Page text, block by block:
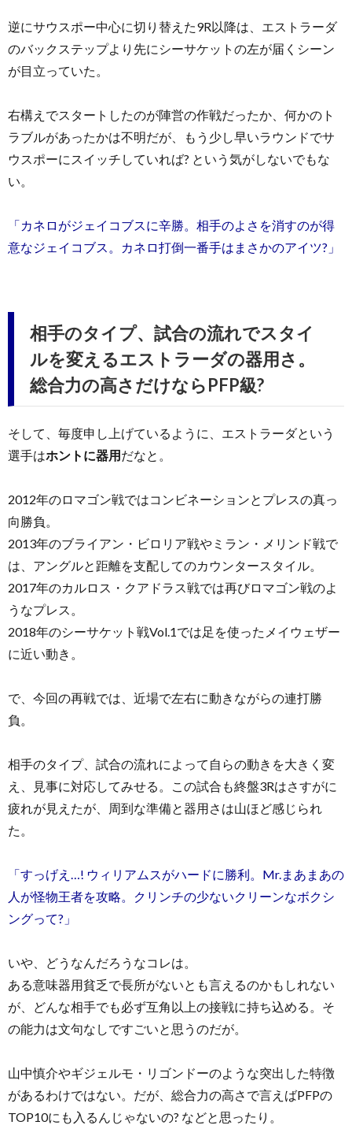
逆にサウスポー中心に切り替えた9R以降は、エストラーダ
のバックステップより先にシーサケットの左が届くシーン
が目立っていた。
右構えでスタートしたのが陣営の作戦だったか、何かのト
ラブルがあったかは不明だが、もう少し早いラウンドでサ
ウスポーにスイッチしていれば? という気がしないでもな
い。
「カネロがジェイコブスに辛勝。相手のよさを消すのが得
意なジェイコブス。カネロ打倒一番手はまさかのアイツ?」
相手のタイプ、試合の流れでスタイ
ルを変えるエストラーダの器用さ。
総合力の高さだけならPFP級?
そして、毎度申し上げているように、エストラーダという
選手はホントに器用だなと。
2012年のロマゴン戦ではコンビネーションとプレスの真っ
向勝負。
2013年のブライアン・ビロリア戦やミラン・メリンド戦で
は、アングルと距離を支配してのカウンタースタイル。
2017年のカルロス・クアドラス戦では再びロマゴン戦のよ
うなプレス。
2018年のシーサケット戦Vol.1では足を使ったメイウェザー
に近い動き。
で、今回の再戦では、近場で左右に動きながらの連打勝
負。
相手のタイプ、試合の流れによって自らの動きを大きく変
え、見事に対応してみせる。この試合も終盤3Rはさすがに
疲れが見えたが、周到な準備と器用さは山ほど感じられ
た。
「すっげえ…! ウィリアムスがハードに勝利。Mr.まあまあの
人が怪物王者を攻略。クリンチの少ないクリーンなボクシ
ングって?」
いや、どうなんだろうなコレは。
ある意味器用貧乏で長所がないとも言えるのかもしれない
が、どんな相手でも必ず互角以上の接戦に持ち込める。そ
の能力は文句なしですごいと思うのだが。
山中慎介やギジェルモ・リゴンドーのような突出した特徴
があるわけではない。だが、総合力の高さで言えばPFPの
TOP10にも入るんじゃないの? などと思ったり。